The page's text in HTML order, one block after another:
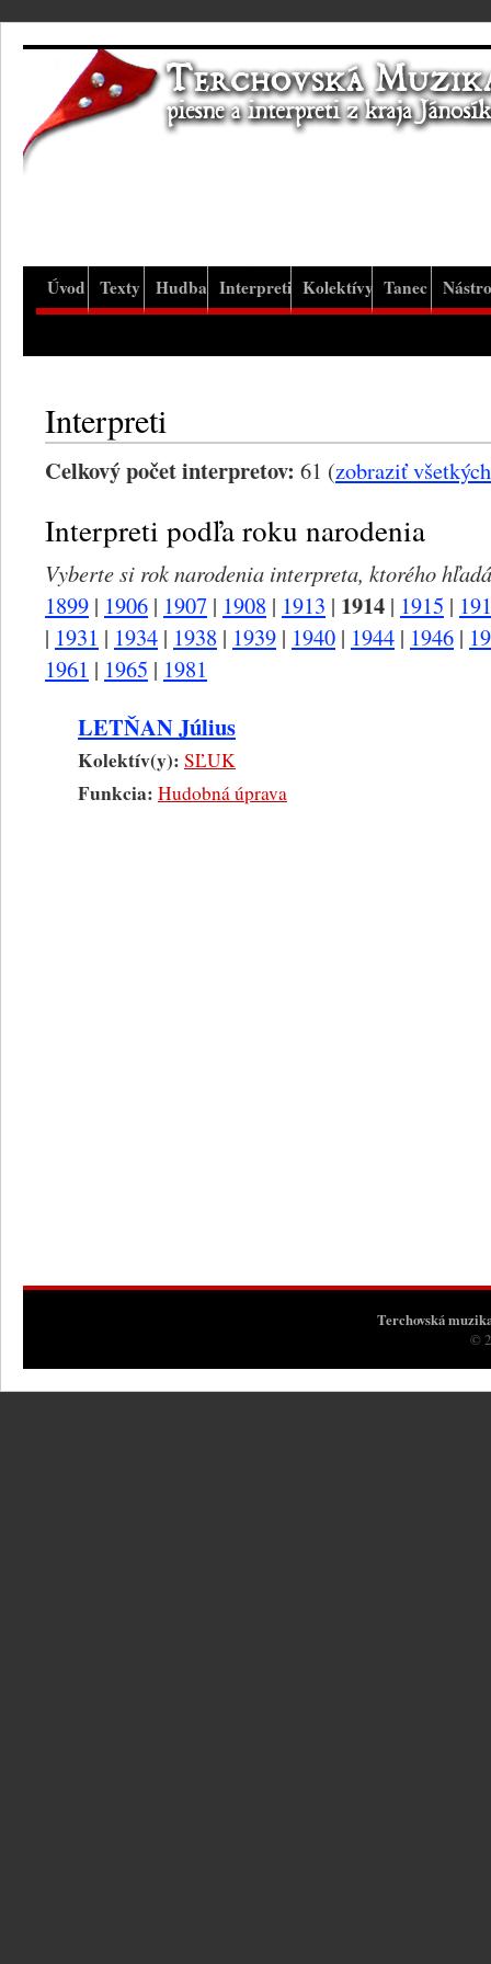
Úvod Texty Hudba Interpreti Kolektívy Tanec
Interpreti
Celkový počet interpretov: 61 (zobraziť
Interpreti podľa roku narodenia
Vyberte si rok narodenia interpreta, ktorého
1899 | 1906 | 1907 | 1908 | 1913 | 1914 | 1915 |
| 1931 | 1934 | 1938 | 1939 | 1940 | 1944 | 1946 |
1961 | 1965 | 1981
LETŇAN Július
Kolektív(y): SĽUK
Funkcia: Hudobná úprava
Terchovská
©